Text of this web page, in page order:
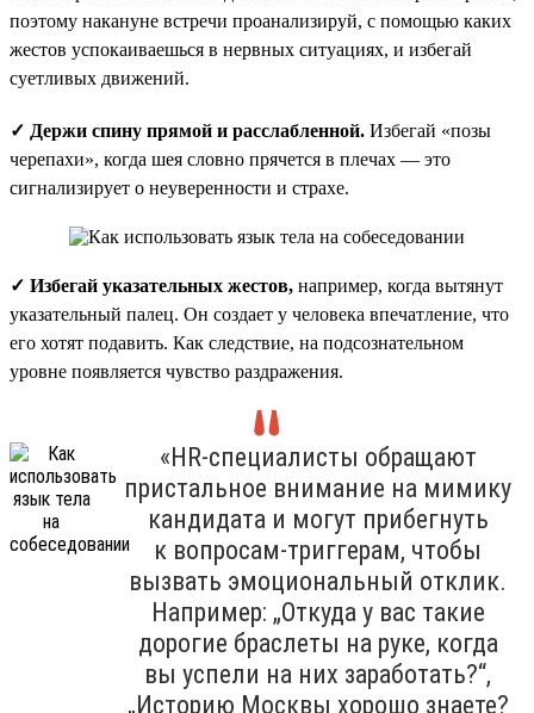
поэтому накануне встречи проанализируй, с помощью каких
жестов успокаиваешься в нервных ситуациях, и избегай
суетливых движений.
✓ Держи спину прямой и расслабленной. Избегай «позы
черепахи», когда шея словно прячется в плечах — это
сигнализирует о неуверенности и страхе.
✓ Избегай указательных жестов, например, когда вытянут
указательный палец. Он создает у человека впечатление, что
его хотят подавить. Как следствие, на подсознательном
уровне появляется чувство раздражения.
«HR-специалисты обращают
пристальное внимание на мимику
кандидата и могут прибегнуть
к вопросам-триггерам, чтобы
вызвать эмоциональный отклик.
Например: „Откуда у вас такие
дорогие браслеты на руке, когда
вы успели на них заработать?“,
„Историю Москвы хорошо знаете?